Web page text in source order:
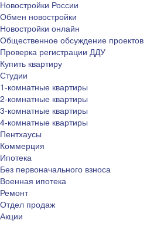
Новостройки России
Обмен новостройки
Новостройки онлайн
Общественное обсуждение проектов
Проверка регистрации ДДУ
Купить квартиру
Студии
1-комнатные квартиры
2-комнатные квартиры
3-комнатные квартиры
4-комнатные квартиры
Пентхаусы
Коммерция
Ипотека
Без первоначального взноса
Военная ипотека
Ремонт
Отдел продаж
Акции